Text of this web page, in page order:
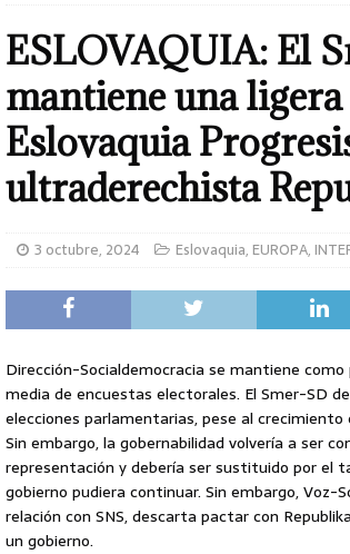
ESLOVAQUIA: El
mantiene una
Eslovaquia
ultraderechista
3 octubre, 2024 Eslovaquia, EUROPA,
Dirección-Socialdemocracia se mantiene
media de encuestas electorales. El Smer-SD
elecciones parlamentarias, pese al
Sin embargo, la gobernabilidad volvería a ser
representación y debería ser sustituido por el
gobierno pudiera continuar. Sin embargo,
relación con SNS, descarta pactar con
un gobierno.